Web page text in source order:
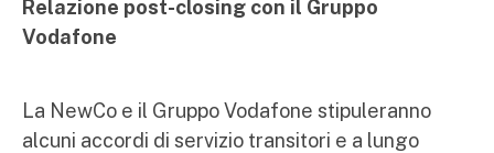
Relazione post-closing con il Gruppo
Vodafone
La NewCo e il Gruppo Vodafone stipuleranno
alcuni accordi di servizio transitori e a lungo